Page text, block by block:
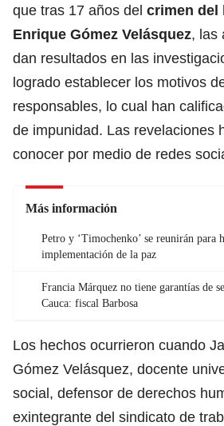
que tras 17 años del crimen del
Enrique Gómez Velásquez, las
dan resultados en las
logrado establecer los motivos
responsables, lo cual han
de impunidad. Las revelaciones
conocer por medio de redes
Más información
Petro y ‘Timochenko’ se reunirán para
implementación de la paz
Francia Márquez no tiene garantías de
Cauca: fiscal Barbosa
Los hechos ocurrieron cuando
Gómez Velásquez, docente
social, defensor de derechos
exintegrante del sindicato de